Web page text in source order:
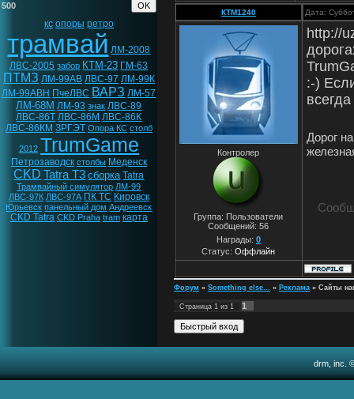
500
кс опоры ретро
трамвай ЛМ-2008
ЛВС-2005 забор КТМ-23 ГМ-63
ПТМЗ ЛМ-99АВ ЛВС-97 ЛМ-99К
ЛМ-99АВН ПчеЛВС ВАРЗ ЛМ-57
ЛМ-68М ЛМ-93 знак ЛВС-89
ЛВС-86Т ЛВС-86М ЛВС-86К
ЛВС-86КМ ЗРГЭТ Опора КС столб
2012 TrumGame
Петрозаводск столбы Меденск
CKD Tatra T3 сборка Tatra
Трамвайный симулятор ЛМ-99
ЛВС-97К ЛВС-97А ПК ТС Кировск
Юрьевск панельный дом Андреевск
CKD Tatra CKD Praha tram карта
КТМ1240 Дата:
Контролер
Группа: Пользователи
Сообщений:56
Награды: 0
Статус:Оффлайн
http://
:-)
Дорог
Форум » Something else... » Реклама » Сайты
Страница 1 из 1 1
drm, inc.